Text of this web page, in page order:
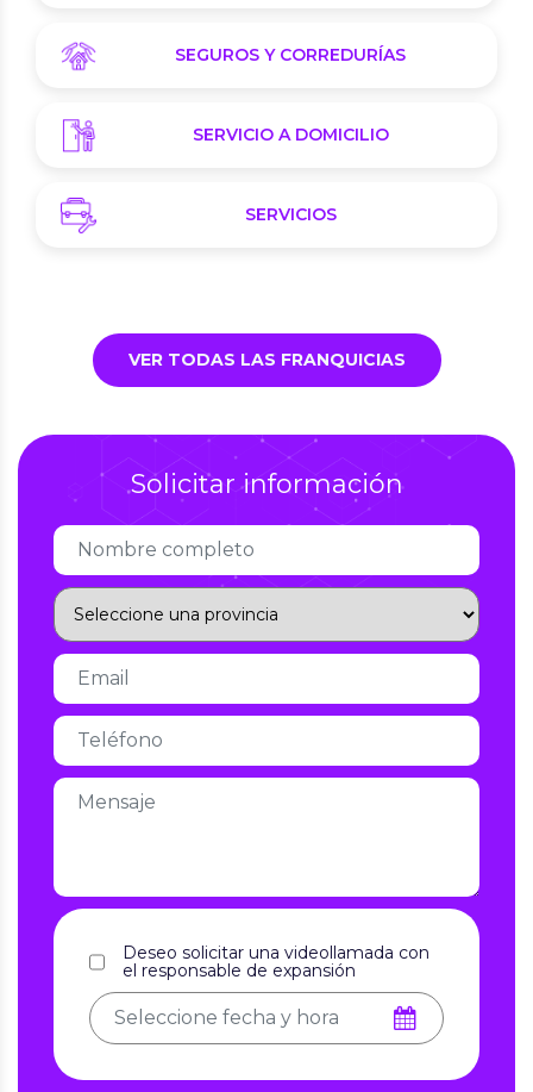
SEGUROS Y CORREDURÍAS
SERVICIO A DOMICILIO
SERVICIOS
VER TODAS LAS FRANQUICIAS
Solicitar información
Deseo solicitar una videollamada con
el responsable de expansión